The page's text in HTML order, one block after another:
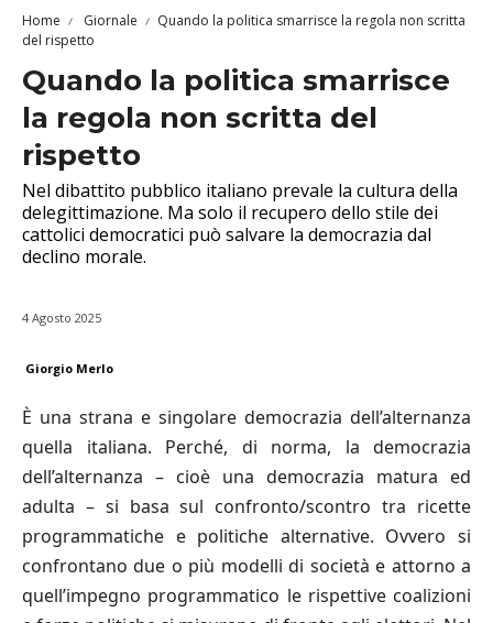
Home Giornale
Quando la politica smarrisce la regola non scritta
del rispetto
Quando la politica smarrisce
la regola non scritta del
rispetto
Nel dibattito pubblico italiano prevale la cultura della
delegittimazione. Ma solo il recupero dello stile dei
cattolici democratici può salvare la democrazia dal
declino morale.
4 Agosto 2025
Giorgio Merlo
È una strana e singolare democrazia dell’alternanza
quella italiana. Perché, di norma, la democrazia
dell’alternanza – cioè una democrazia matura ed
adulta – si basa sul confronto/scontro tra ricette
programmatiche e politiche alternative. Ovvero si
confrontano due o più modelli di società e attorno a
quell’impegno programmatico le rispettive coalizioni